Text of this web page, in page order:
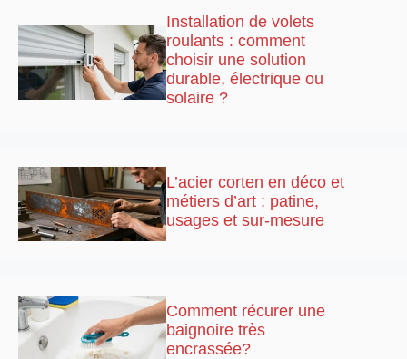
Installation de volets
roulants : comment
choisir une solution
durable, électrique ou
solaire ?
L’acier corten en déco et
métiers d’art : patine,
usages et sur-mesure
Comment récurer une
baignoire très
encrassée?